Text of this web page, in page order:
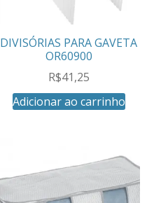
DIVISÓRIAS PARA GAVETA
OR60900
R$41,25
Adicionar ao carrinho